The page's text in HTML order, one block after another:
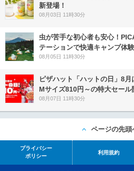
新登場！
08月03日 11時30分
虫が苦手な初心者も安心！
テーションで快適キャンプ体験
08月05日 11時30分
ピザハット「ハットの日」8月
Mサイズ810円～の特大セール
08月07日 11時30分
ページの先頭
プライバシー
ポリシー
利用規約